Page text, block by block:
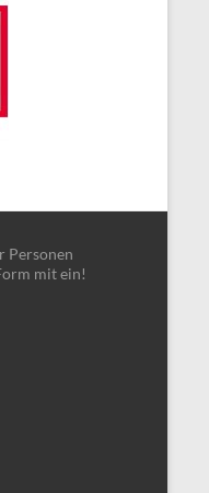
Personen
mit ein!